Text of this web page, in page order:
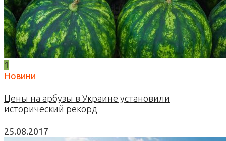
1
Новини
Цены на арбузы в Украине установили
исторический рекорд
25.08.2017